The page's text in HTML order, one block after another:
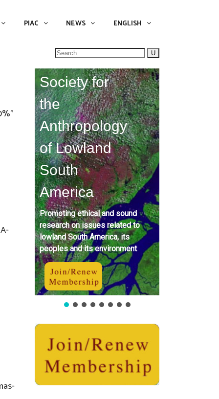
PIAC NEWS ENGLISH
Search
for:
Society for
the
Anthropology
of Lowland
South
America
Promoting ethical and sound
research on issues related to
lowland South America, its
peoples and its environment